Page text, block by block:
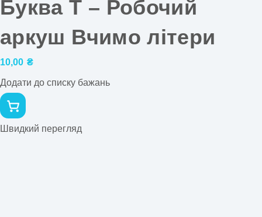
Буква Т – Робочий
аркуш Вчимо літери
10,00 ₴
Додати до списку бажань
Швидкий перегляд